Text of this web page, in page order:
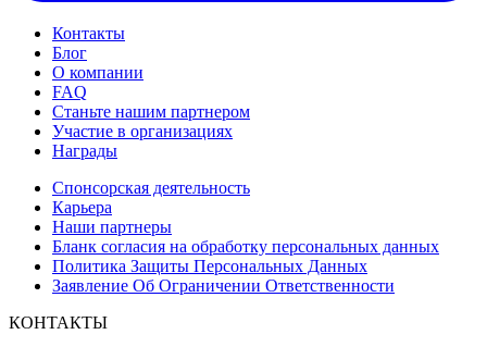
Контакты
Блог
О компании
FAQ
Станьте нашим партнером
Участие в организациях
Награды
Спонсорская деятельность
Карьера
Наши партнеры
Бланк согласия на обработку персональных данных
Политика Защиты Персональных Данных
Заявление Об Ограничении Ответственности
КОНТАКТЫ